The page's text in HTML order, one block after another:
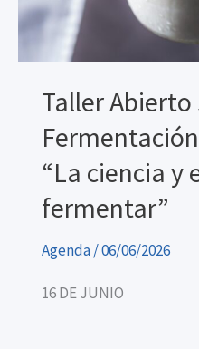
Taller Abierto
“La ciencia y
fermentar”
Agenda/06/06/2026
16 DE JUNIO